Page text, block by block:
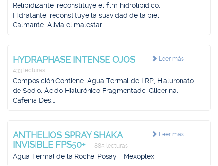
Relipidizante: reconstituye el film hidrolipídico,
Hidratante: reconstituye la suavidad de la piel,
Calmante: Alivia el malestar
Leer más
HYDRAPHASE INTENSE OJOS
433 lecturas
Composición.Contiene: Agua Termal de LRP; Hialuronato
de Sodio; Ácido Hialurónico Fragmentado; Glicerina;
Cafeína Des...
Leer más
ANTHELIOS SPRAY SHAKA
INVISIBLE FPS50+
885 lecturas
Agua Termal de la Roche-Posay - Mexoplex